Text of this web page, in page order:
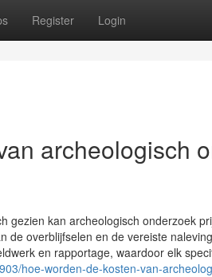
Register Login
archeologisch
gezien kan archeologisch onderzoek
de overblijfselen en de vereiste
en rapportage, waardoor elk
hoe-worden-de-kosten-van-